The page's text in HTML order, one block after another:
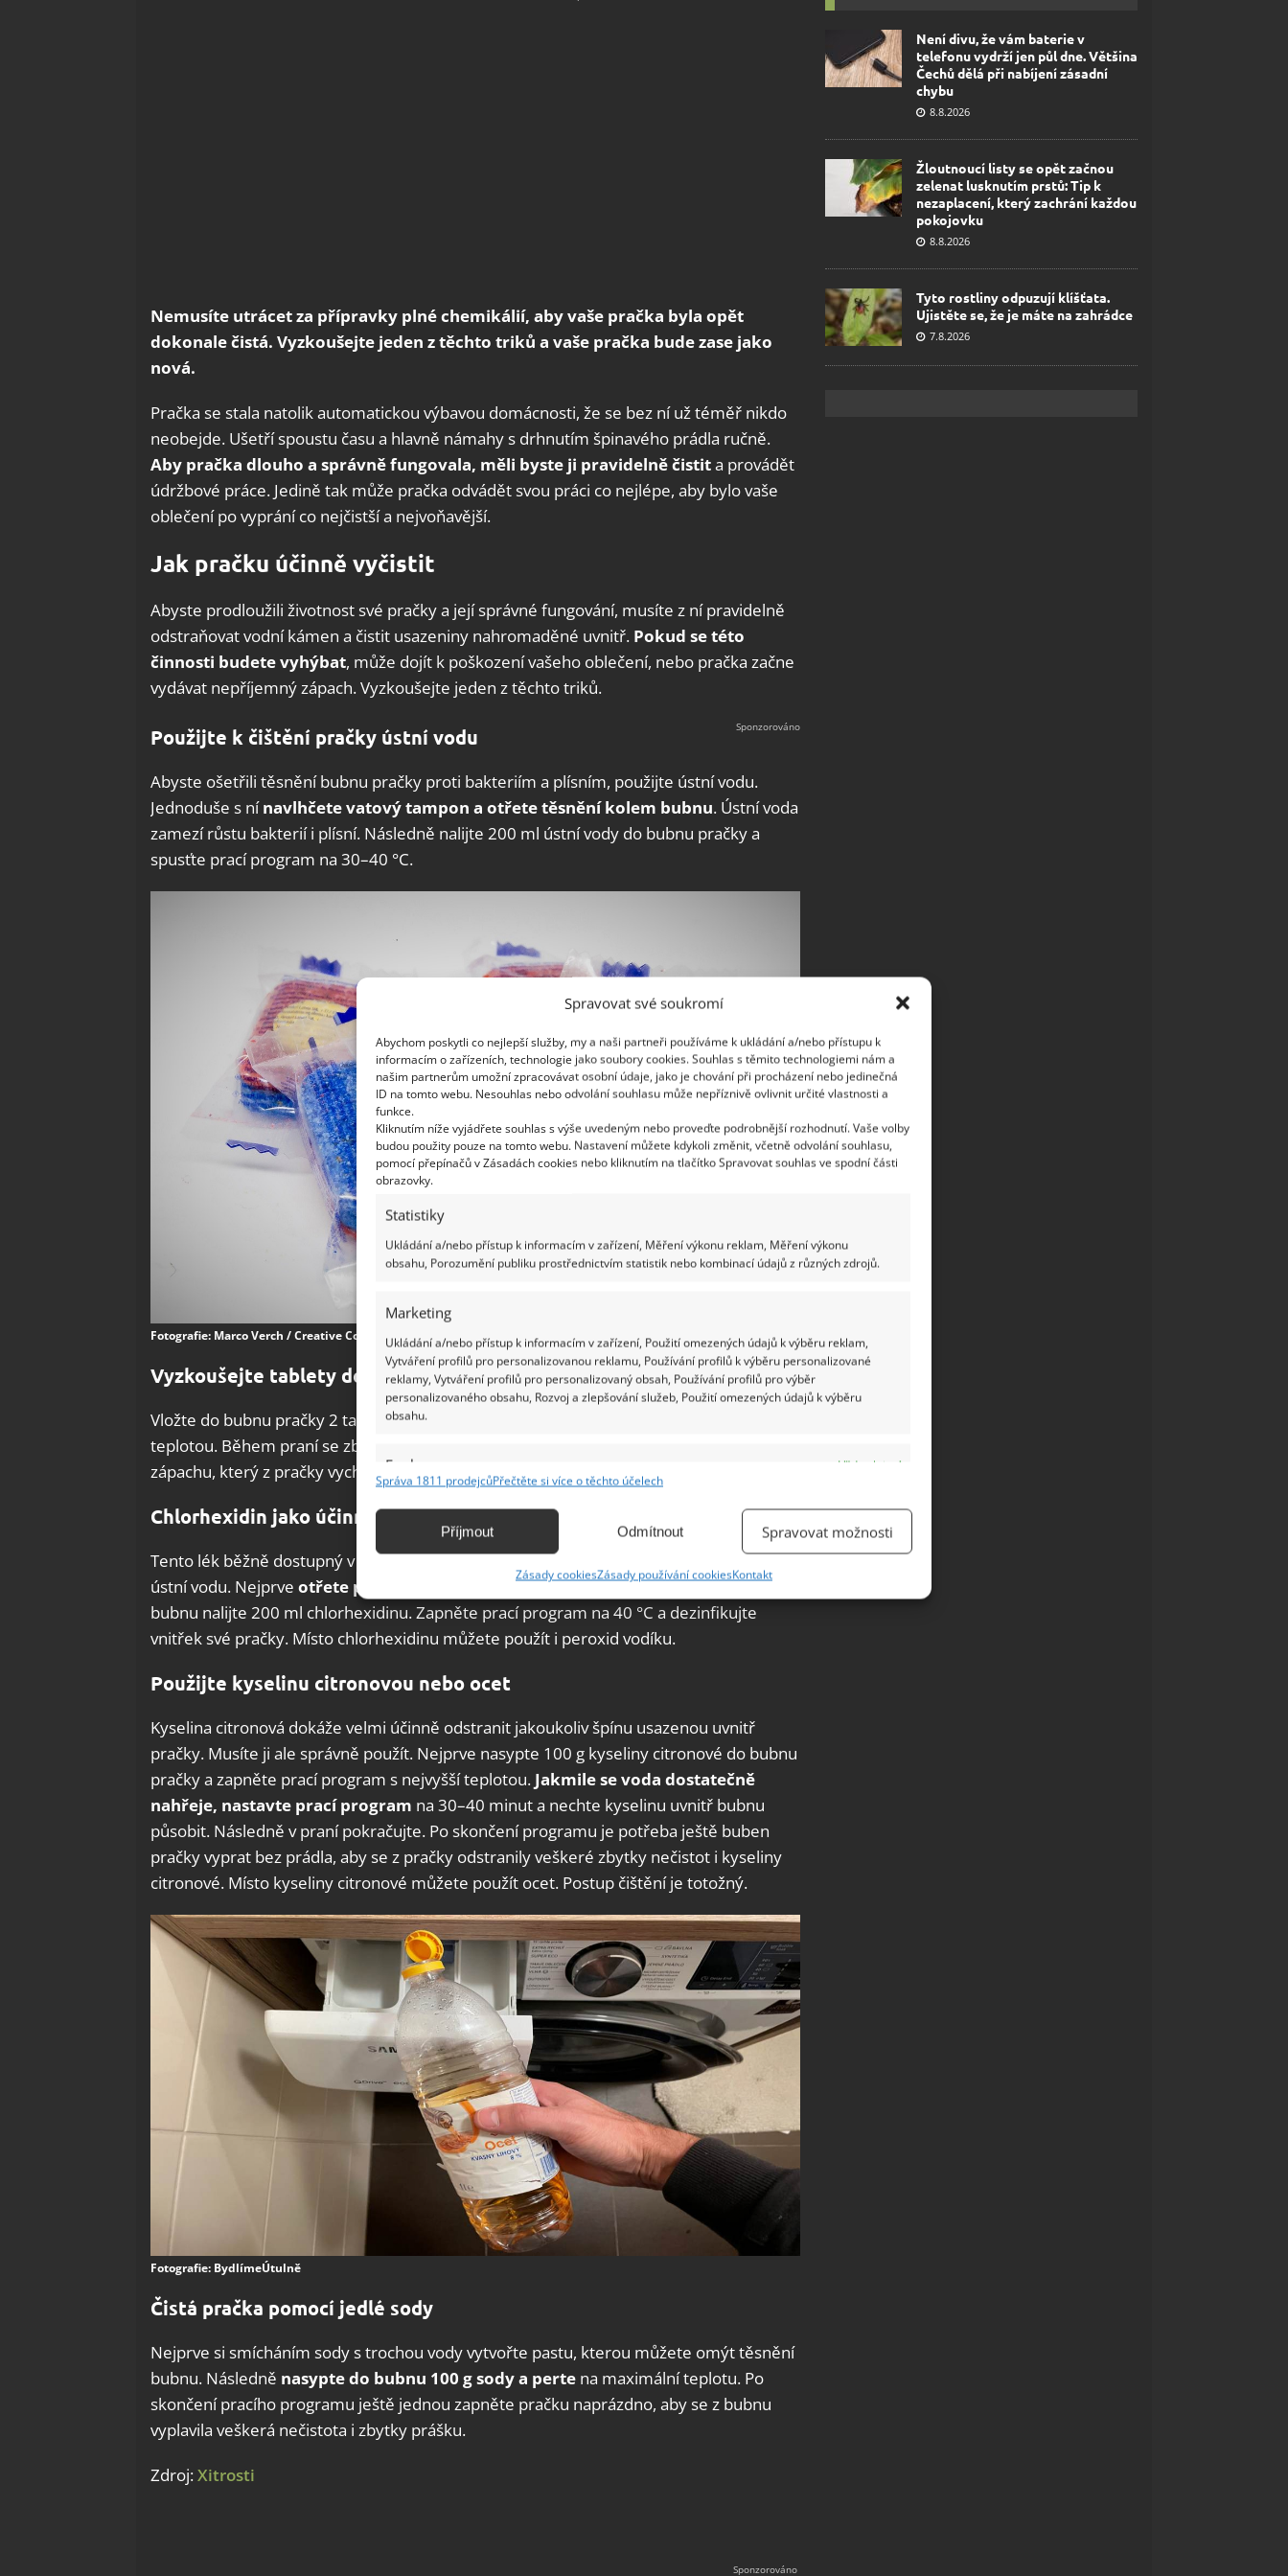
Spravovat své soukromí
Abychom poskytli co nejlepší služby, my a naši partneři používáme k ukládání a/nebo přístupu k
informacím o zařízeních, technologie jako soubory cookies. Souhlas s těmito technologiemi nám a
našim partnerům umožní zpracovávat osobní údaje, jako je chování při procházení nebo jedinečná
ID na tomto webu. Nesouhlas nebo odvolání souhlasu může nepříznivě ovlivnit určité vlastnosti a
funkce.
Kliknutím níže vyjádřete souhlas s výše uvedeným nebo proveďte podrobnější rozhodnutí. Vaše volby
budou použity pouze na tomto webu. Nastavení můžete kdykoli změnit, včetně odvolání souhlasu,
pomocí přepínačů v Zásadách cookies nebo kliknutím na tlačítko Spravovat souhlas ve spodní části
obrazovky.
Statistiky
Ukládání a/nebo přístup k informacím v zařízení, Měření výkonu reklam, Měření výkonu
obsahu, Porozumění publiku prostřednictvím statistik nebo kombinací údajů z různých zdrojů.
Marketing
Ukládání a/nebo přístup k informacím v zařízení, Použití omezených údajů k výběru reklam,
Vytváření profilů pro personalizovanou reklamu, Používání profilů k výběru personalizované
reklamy, Vytváření profilů pro personalizovaný obsah, Používání profilů pro výběr
personalizovaného obsahu, Rozvoj a zlepšování služeb, Použití omezených údajů k výběru
obsahu.
Funkce
Vždy aktivní
Identifikace zařízení na základě automaticky přenášených informací.
základě aktivně vyžádaných informací.
Zajištění bezpečnosti, předcházení a zjišťování podvodů a
Ukládání a sdělování voleb ochrany osobních údajů.
Správa 1811 prodejcůPřečtěte si více o těchto účelech
Příjmout Odmítnout Spravovat možnosti
Zásady cookiesZásady používání cookiesKontakt
Nemusíte utrácet za přípravky plné chemikálií, aby vaše pračka byla opět
dokonale čistá. Vyzkoušejte jeden z těchto triků a vaše pračka bude zase jako
nová.
Pračka se stala natolik automatickou výbavou domácnosti, že se bez ní už téměř nikdo
neobejde. Ušetří spoustu času a hlavně námahy s drhnutím špinavého prádla ručně.
Aby pračka dlouho a správně fungovala, měli byste ji pravidelně čistita provádět
údržbové práce. Jedině tak může pračka odvádět svou práci co nejlépe, aby bylo vaše
oblečení po vyprání co nejčistší a nejvoňavější.
Jak pračku účinně vyčistit
Abyste prodloužili životnost své pračky a její správné fungování, musíte z ní pravidelně
odstraňovat vodní kámen a čistit usazeniny nahromaděné uvnitř. Pokud se této
činnosti budete vyhýbat, může dojít k poškození vašeho oblečení, nebo pračka začne
vydávat nepříjemný zápach. Vyzkoušejte jeden z těchto triků.
Použijte k čištění pračky ústní vodu
Abyste ošetřili těsnění bubnu pračky proti bakteriím a plísním, použijte ústní vodu.
Jednoduše s nínavlhčete vatový tampon a otřete těsnění kolem bubnu. Ústní voda
zamezí růstu bakterií i plísní. Následně nalijte 200 ml ústní vody do bubnu pračky a
spusťte prací program na 30–40 °C.
Fotografie: Marco Verch / Creative Commons / CC BY
Vyzkoušejte tablety do myčky
Vložte do bubnu pračky 2 tablety do myčky a spusťte prací program s maximální
teplotou. Během praní se zbavíte jak veškeré špíny uvnitř bubnu, tak i nepříjemného
zápachu, který z pračky vychází.
Chlorhexidin jako účinná dezinfekce pračky
Tento lék běžně dostupný v lékárně můžete k vyčistění pračky použít úplně stejně jako
ústní vodu. Nejprve otřete pomocí vatového tamponu těsnění bubnua následně do
bubnu nalijte 200 ml chlorhexidinu. Zapněte prací program na 40 °C a dezinfikujte
vnitřek své pračky. Místo chlorhexidinu můžete použít i peroxid vodíku.
Použijte kyselinu citronovou nebo ocet
Kyselina citronová dokáže velmi účinně odstranit jakoukoliv špínu usazenou uvnitř
pračky. Musíte ji ale správně použít. Nejprve nasypte 100 g kyseliny citronové do bubnu
pračky a zapněte prací program s nejvyšší teplotou. Jakmile se voda dostatečně
nahřeje, nastavte prací program na 30–40 minut a nechte kyselinu uvnitř bubnu
působit. Následně v praní pokračujte. Po skončení programu je potřeba ještě buben
pračky vyprat bez prádla, aby se z pračky odstranily veškeré zbytky nečistot i kyseliny
citronové. Místo kyseliny citronové můžete použít ocet. Postup čištění je totožný.
Fotografie: BydlímeÚtulně
Čistá pračka pomocí jedlé sody
Nejprve si smícháním sody s trochou vody vytvořte pastu, kterou můžete omýt těsnění
bubnu. Následně nasypte do bubnu 100 g sody a perte na maximální teplotu. Po
skončení pracího programu ještě jednou zapněte pračku naprázdno, aby se z bubnu
vyplavila veškerá nečistota i zbytky prášku.
Zdroj:Xitrosti
Není divu, že vám baterie v
telefonu vydrží jen půl dne. Většina
Čechů dělá při nabíjení zásadní
chybu
8.8.2026
Žloutnoucí listy se opět začnou
zelenat lusknutím prstů: Tip k
nezaplacení, který zachrání každou
pokojovku
8.8.2026
Tyto rostliny odpuzují klíšťata.
Ujistěte se, že je máte na zahrádce
7.8.2026